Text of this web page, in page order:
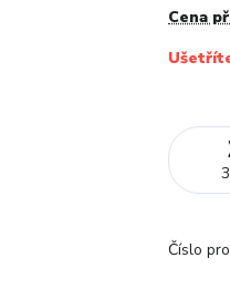
Cena
Číslo